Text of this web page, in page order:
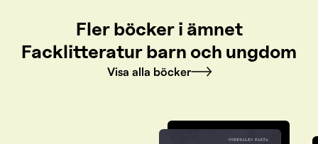
Fler böcker i ämnet
Facklitteratur barn och ungdom
Visa alla böcker